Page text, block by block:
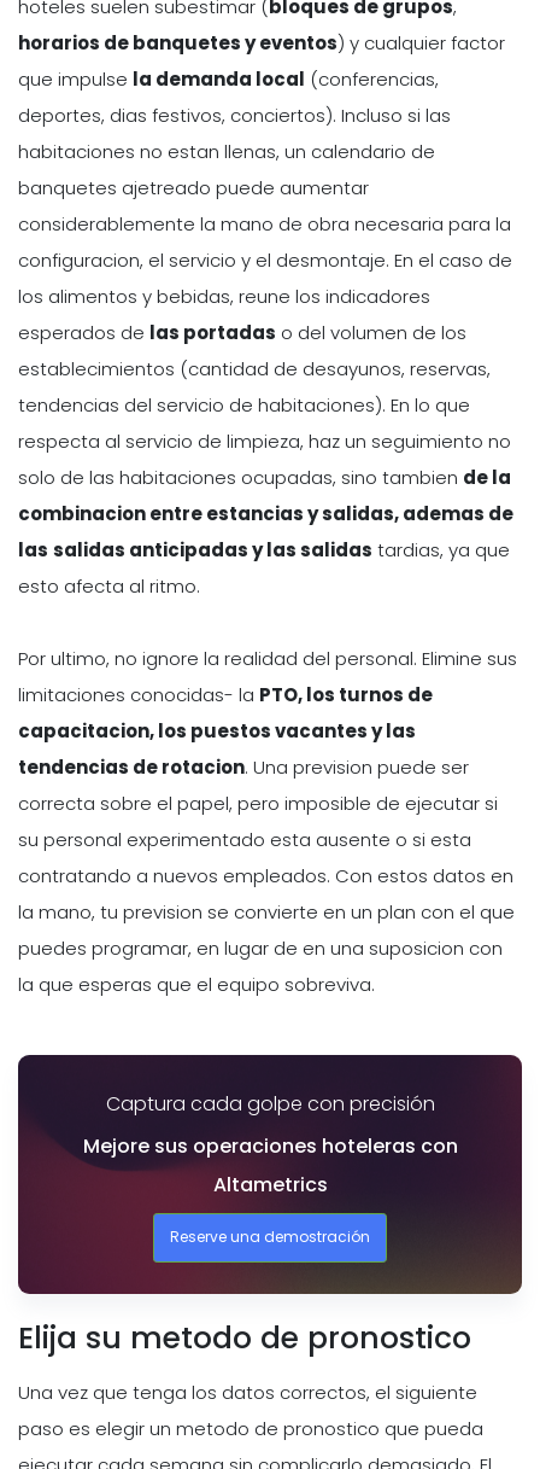
hoteles suelen subestimar ( bloques de grupos,
horarios de banquetes y eventos) y cualquier factor
que impulse la demanda local (conferencias,
deportes, dias festivos, conciertos). Incluso si las
habitaciones no estan llenas, un calendario de
banquetes ajetreado puede aumentar
considerablemente la mano de obra necesaria para la
configuracion, el servicio y el desmontaje. En el caso de
los alimentos y bebidas, reune los indicadores
esperados de las portadas o del volumen de los
establecimientos (cantidad de desayunos, reservas,
tendencias del servicio de habitaciones). En lo que
respecta al servicio de limpieza, haz un seguimiento no
solo de las habitaciones ocupadas, sino tambien de la
combinacion entre estancias y salidas, ademas de
las salidas anticipadas y las salidas tardias, ya que
esto afecta al ritmo.
Por ultimo, no ignore la realidad del personal. Elimine sus
limitaciones conocidas- la PTO, los turnos de
capacitacion, los puestos vacantes y las
tendencias de rotacion. Una prevision puede ser
correcta sobre el papel, pero imposible de ejecutar si
su personal experimentado esta ausente o si esta
contratando a nuevos empleados. Con estos datos en
la mano, tu prevision se convierte en un plan con el que
puedes programar, en lugar de en una suposicion con
la que esperas que el equipo sobreviva.
Captura cada golpe con precisión
Mejore sus operaciones hoteleras con
Altametrics
Reserve una demostración
Elija su metodo de pronostico
Una vez que tenga los datos correctos, el siguiente
paso es elegir un metodo de pronostico que pueda